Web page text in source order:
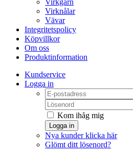
Virkgarn
Virknålar
Vävar
Integritetspolicy
Köpvillkor
Om oss
Produktinformation
Kundservice
Logga in
Kom ihåg mig
Logga in
Nya kunder klicka här
Glömt ditt lösenord?